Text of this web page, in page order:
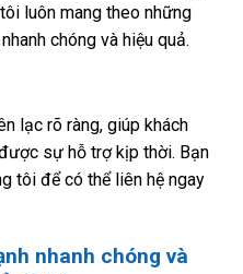
luôn mang theo những
chóng và hiệu quả.
lạc rõ ràng, giúp khách
sự hỗ trợ kịp thời. Bạn
tôi để có thể liên hệ ngay
nhanh chóng và